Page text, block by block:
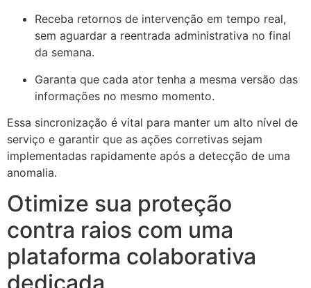
Receba retornos de intervenção em tempo real,
sem aguardar a reentrada administrativa no final
da semana.
Garanta que cada ator tenha a mesma versão das
informações no mesmo momento.
Essa sincronização é vital para manter um alto nível de
serviço e garantir que as ações corretivas sejam
implementadas rapidamente após a detecção de uma
anomalia.
Otimize sua proteção
contra raios com uma
plataforma colaborativa